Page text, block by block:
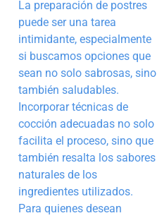
La preparación de postres
puede ser una tarea
intimidante, especialmente
si buscamos opciones que
sean no solo sabrosas, sino
también saludables.
Incorporar técnicas de
cocción adecuadas no solo
facilita el proceso, sino que
también resalta los sabores
naturales de los
ingredientes utilizados.
Para quienes desean